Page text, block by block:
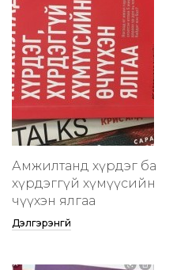
Амжилтанд хүрдэг ба
хүрдэггүй хүмүүсийн
өчүүхэн ялгаа
Дэлгэрэнгүй